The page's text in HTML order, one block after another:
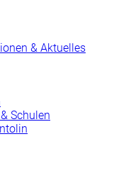
& Aktuelles
Schulen